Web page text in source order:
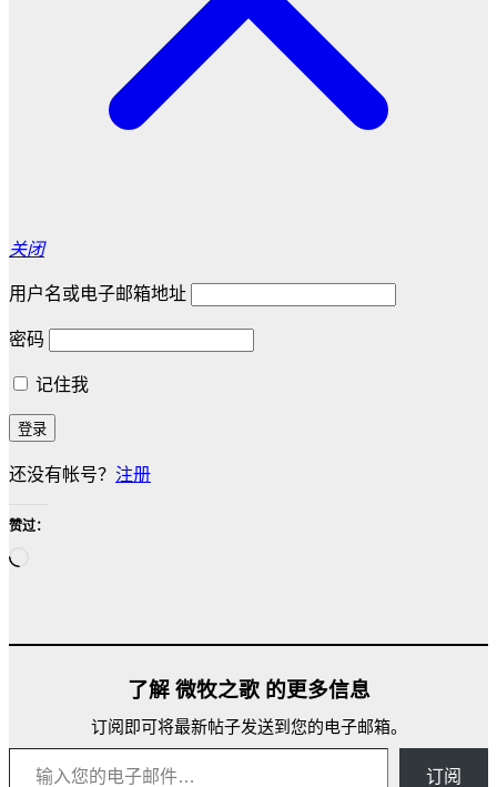
关闭
用户名或电子邮箱地址
密码
记住我
还没有帐号？ 注册
赞过：
载…
了解 微牧之歌 的更多信息
订阅即可将最新帖子发送到您的电子邮箱。
输入您的电子邮件…
订阅